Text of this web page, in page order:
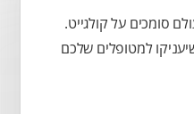
סומכים על קולגייט.
למטופלים שלכם